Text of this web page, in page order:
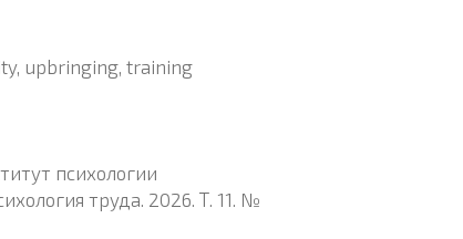
upbringing, training
психологии
труда. 2026. Т. 11. №